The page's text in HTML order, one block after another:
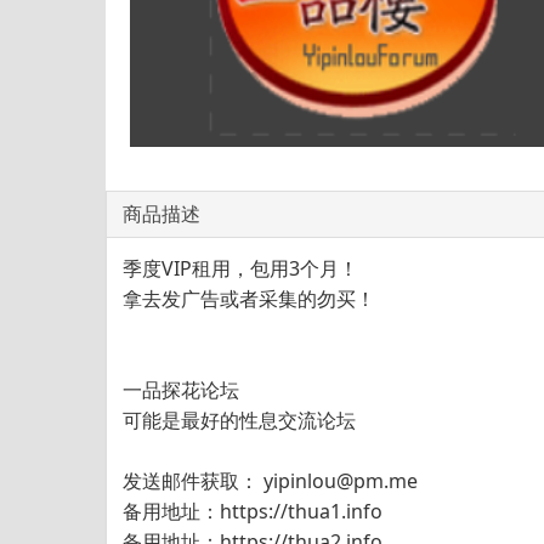
商品描述
季度VIP租用，包用3个月！
拿去发广告或者采集的勿买！
一品探花论坛
可能是最好的性息交流论坛
发送邮件获取： yipinlou@pm.me
备用地址：https://thua1.info